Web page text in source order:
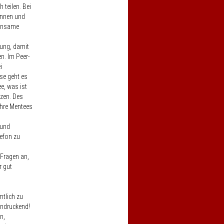
teilen. Bei
und
, damit
Im Peer-
geht es
was ist
Des
Mentees
zu
an,
gut
zu